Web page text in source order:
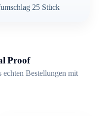
25 Stück
Proof
echten Bestellungen mit